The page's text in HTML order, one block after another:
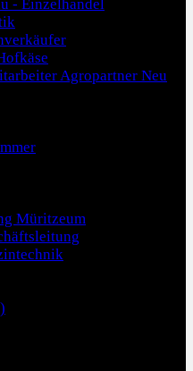
- Einzelhandel
Agropartner Neu
Müritzeum